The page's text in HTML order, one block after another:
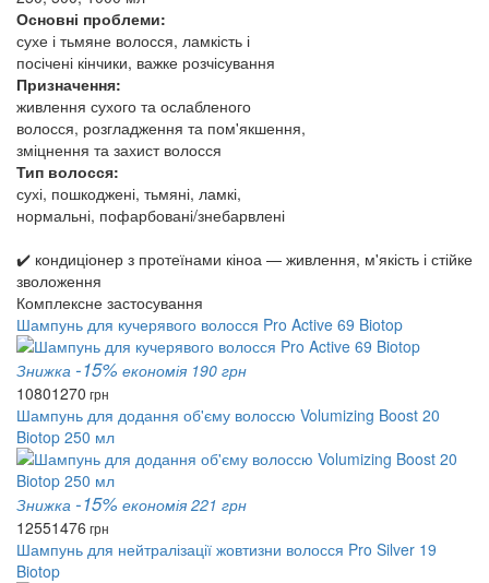
Основні проблеми:
сухе і тьмяне волосся, ламкість і
посічені кінчики, важке розчісування
Призначення:
живлення сухого та ослабленого
волосся, розгладження та пом'якшення,
зміцнення та захист волосся
Тип волосся:
сухі, пошкоджені, тьмяні, ламкі,
нормальні, пофарбовані/знебарвлені
✔️ кондиціонер з протеїнами кіноа — живлення, м'якість і стійке
зволоження
Комплексне застосування
Шампунь для кучерявого волосся Pro Active 69 Biotop
Знижка -15% економія 190 грн
10801270 грн
Шампунь для додання об'єму волоссю Volumizing Boost 20
Biotop 250 мл
Знижка -15% економія 221 грн
12551476 грн
Шампунь для нейтралізації жовтизни волосся Pro Silver 19
Biotop